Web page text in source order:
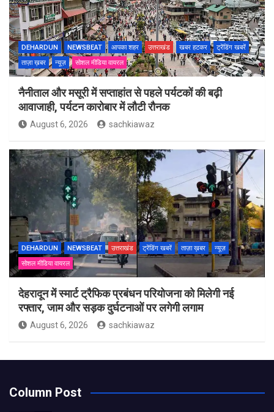
DEHARDUN NEWSBEAT आपका शहर उत्तराखंड खबर हटकर
ट्रेंडिंग खबरें
ताज़ा ख़बर
न्यूज़ सोशल मीडिया वायरल
नैनीताल और मसूरी में सप्ताहांत से पहले पर्यटकों की बढ़ी
आवाजाही, पर्यटन कारोबार में लौटी रौनक
August 6, 2026 sachkiawaz
DEHARDUN NEWSBEAT उत्तराखंड ट्रेंडिंग खबरें ताज़ा ख़बर
न्यूज़
सोशल मीडिया वायरल
देहरादून में स्मार्ट ट्रैफिक प्रबंधन परियोजना को मिलेगी नई
रफ्तार, जाम और सड़क दुर्घटनाओं पर लगेगी लगाम
August 6, 2026 sachkiawaz
Column Post